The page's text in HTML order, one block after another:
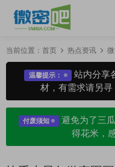
当前位置： 首页 热点资讯
温馨提示：
站内分享
材，有需求请另寻
付废须知
避免为了三
得花米，